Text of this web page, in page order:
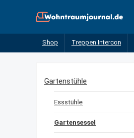
Shop Treppen Intercon
Gartenstühle
Essstühle
Gartensessel